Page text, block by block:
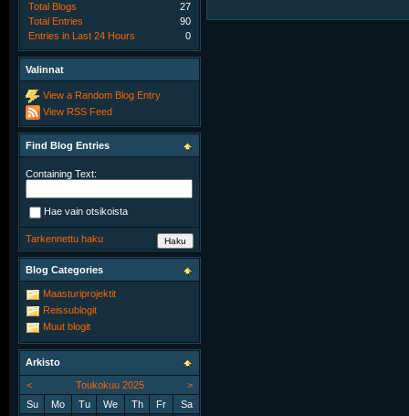
Total Blogs
27
Total Entries
90
Entries in Last 24 Hours
0
Valinnat
View a Random Blog Entry
View RSS Feed
Find Blog Entries
Containing Text:
Hae vain otsikoista
Tarkennettu haku
Blog Categories
Maasturiprojektit
Reissublogit
Muut blogit
Arkisto
< >
Toukokuu 2025
Su
Mo Tu We Th Fr
Sa